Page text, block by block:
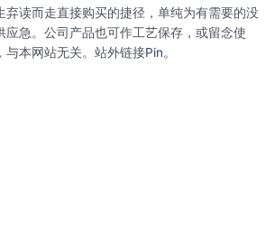
k
n
s
t
弃读而走直接购买的捷径，单纯为有需要的没
应急。公司产品也可作工艺保存，或留念使
与本网站无关。站外链接Pin。